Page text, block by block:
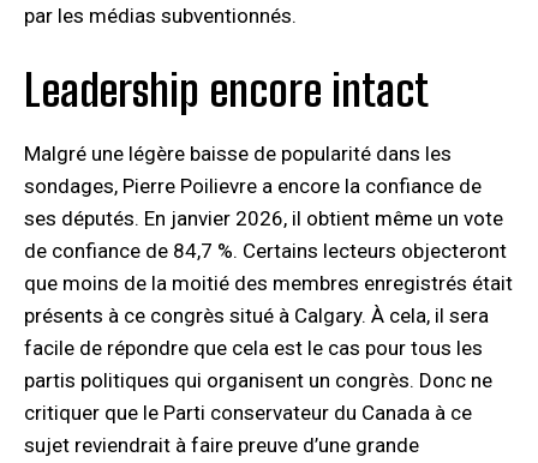
par les médias subventionnés.
Leadership encore intact
Malgré une légère baisse de popularité dans les
sondages, Pierre Poilievre a encore la confiance de
ses députés. En janvier 2026, il obtient même un vote
de confiance de 84,7 %. Certains lecteurs objecteront
que moins de la moitié des membres enregistrés était
présents à ce congrès situé à Calgary. À cela, il sera
facile de répondre que cela est le cas pour tous les
partis politiques qui organisent un congrès. Donc ne
critiquer que le Parti conservateur du Canada à ce
sujet reviendrait à faire preuve d’une grande